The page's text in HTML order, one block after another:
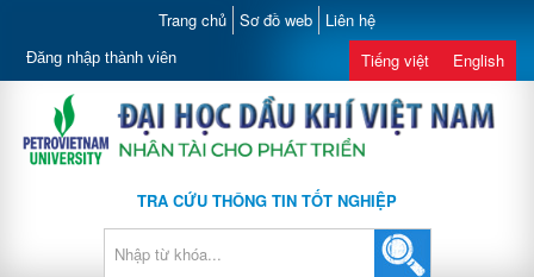
Trang chủ Sơ đồ web Liên hệ
Đăng nhập thành viên Tiếng việt English
TRA CỨU THÔNG TIN TỐT NGHIỆP